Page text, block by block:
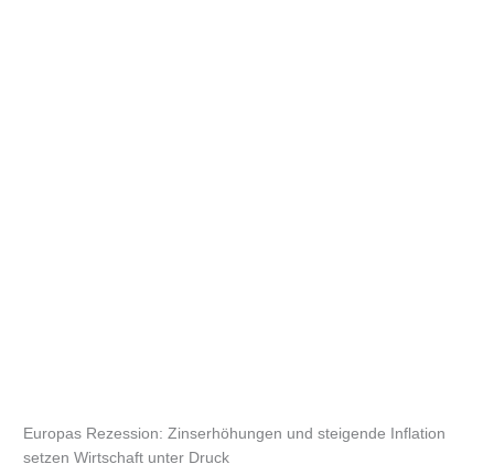
Europas Rezession: Zinserhöhungen und steigende Inflation
setzen Wirtschaft unter Druck